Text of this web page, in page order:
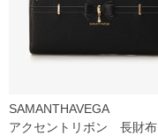
SAMANTHAVEGA
アクセントリボン 長財布